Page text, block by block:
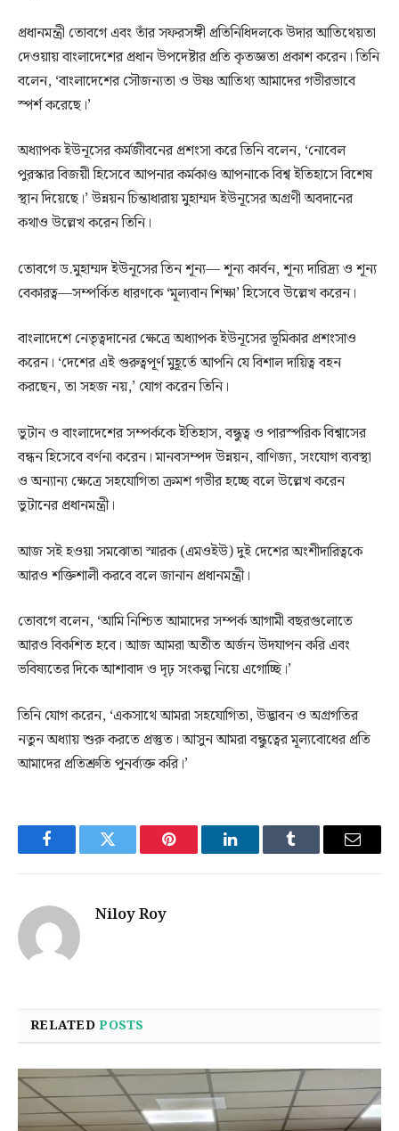
প্রধানমন্ত্রী তোবগে এবং তাঁর সফরসঙ্গী প্রতিনিধিদলকে উদার আতিথেয়তা
দেওয়ায় বাংলাদেশের প্রধান উপদেষ্টার প্রতি কৃতজ্ঞতা প্রকাশ করেন। তিনি
বলেন, ‘বাংলাদেশের সৌজন্যতা ও উষ্ণ আতিথ্য আমাদের গভীরভাবে
স্পর্শ করেছে।’
অধ্যাপক ইউনূসের কর্মজীবনের প্রশংসা করে তিনি বলেন, ‘নোবেল
পুরস্কার বিজয়ী হিসেবে আপনার কর্মকাণ্ড আপনাকে বিশ্ব ইতিহাসে বিশেষ
স্থান দিয়েছে।’ উন্নয়ন চিন্তাধারায় মুহাম্মদ ইউনূসের অগ্রণী অবদানের
কথাও উল্লেখ করেন তিনি।
তোবগে ড.মুহাম্মদ ইউনূসের তিন শূন্য— শূন্য কার্বন, শূন্য দারিদ্র্য ও শূন্য
বেকারত্ব—সম্পর্কিত ধারণকে ‘মূল্যবান শিক্ষা’ হিসেবে উল্লেখ করেন।
বাংলাদেশে নেতৃত্বদানের ক্ষেত্রে অধ্যাপক ইউনূসের ভূমিকার প্রশংসাও
করেন। ‘দেশের এই গুরুত্বপূর্ণ মুহূর্তে আপনি যে বিশাল দায়িত্ব বহন
করছেন, তা সহজ নয়,’ যোগ করেন তিনি।
ভুটান ও বাংলাদেশের সম্পর্ককে ইতিহাস, বন্ধুত্ব ও পারস্পরিক বিশ্বাসের
বন্ধন হিসেবে বর্ণনা করেন। মানবসম্পদ উন্নয়ন, বাণিজ্য, সংযোগ ব্যবস্থা
ও অন্যান্য ক্ষেত্রে সহযোগিতা ক্রমশ গভীর হচ্ছে বলে উল্লেখ করেন
ভুটানের প্রধানমন্ত্রী।
আজ সই হওয়া সমঝোতা স্মারক (এমওইউ) দুই দেশের অংশীদারিত্বকে
আরও শক্তিশালী করবে বলে জানান প্রধানমন্ত্রী।
তোবগে বলেন, ‘আমি নিশ্চিত আমাদের সম্পর্ক আগামী বছরগুলোতে
আরও বিকশিত হবে। আজ আমরা অতীত অর্জন উদযাপন করি এবং
ভবিষ্যতের দিকে আশাবাদ ও দৃঢ় সংকল্প নিয়ে এগোচ্ছি।’
তিনি যোগ করেন, ‘একসাথে আমরা সহযোগিতা, উদ্ভাবন ও অগ্রগতির
নতুন অধ্যায় শুরু করতে প্রস্তুত। আসুন আমরা বন্ধুত্বের মূল্যবোধের প্রতি
আমাদের প্রতিশ্রুতি পুনর্ব্যক্ত করি।’
FacebookTwitter Pinterest LinkedInTumblr Email
Niloy Roy
RELATEDPOSTS